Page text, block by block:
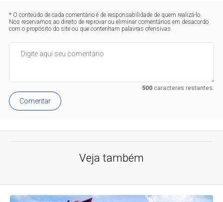
* O conteúdo de cada comentário é de responsabilidade de quem realizá-lo.
Nos reservamos ao direito de reprovar ou eliminar comentários em desacordo
com o propósito do site ou que contenham palavras ofensivas.
500caracteres restantes.
Comentar
Veja também